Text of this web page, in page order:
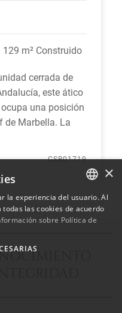
129 m² Construido
cerrada de
este ático
una posición
de Marbella. La
CSR01719
ENGLISH
SPANISH
×
la experiencia del usuario. Al
las cookies de acuerdo
sobre Política de